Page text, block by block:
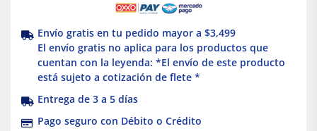
Envío gratis en tu pedido mayor a $3,499
El envío gratis no aplica para los productos que
cuentan con la leyenda: *El envío de este producto
está sujeto a cotización de flete *
Entrega de 3 a 5 días
Pago seguro con Débito o Crédito